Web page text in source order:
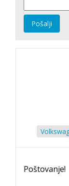
Pošalji
Poštovanje!